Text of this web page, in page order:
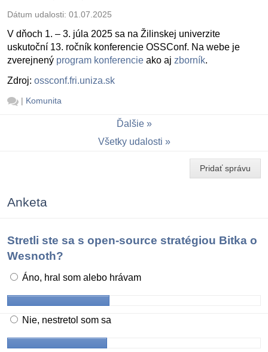
Dátum udalosti: 01.07.2025
V dňoch 1. – 3. júla 2025 sa na Žilinskej univerzite
uskutoční 13. ročník konferencie OSSConf. Na webe je
zverejnený program konferencie ako aj zborník.
Zdroj: ossconf.fri.uniza.sk
| Komunita
Ďalšie
Všetky udalosti
Pridať správu
Anketa
Stretli ste sa s open-source stratégiou Bitka o
Wesnoth?
Áno, hral som alebo hrávam
Nie, nestretol som sa